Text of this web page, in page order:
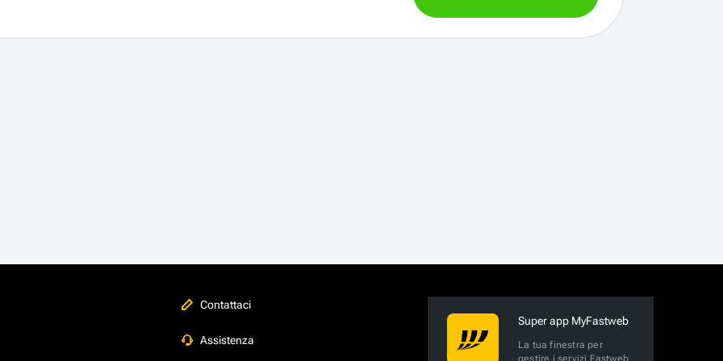
Contattaci
Assistenza
Super app MyFastweb
La tua finestra per
gestire i servizi Fastweb